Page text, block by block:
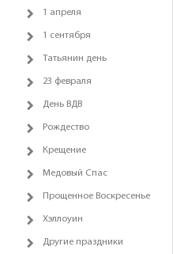
1 апреля
1 сентября
Татьянин день
23 февраля
День ВДВ
Рождество
Крещение
Медовый Спас
Прощенное Воскресенье
Хэллоуин
Другие праздники